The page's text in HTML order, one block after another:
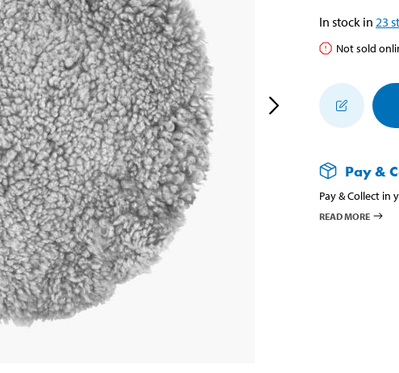
In stock in 23
Not sold
Pay &
Pay & Collect in
READ MORE